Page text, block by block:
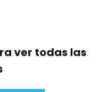
ver todas las